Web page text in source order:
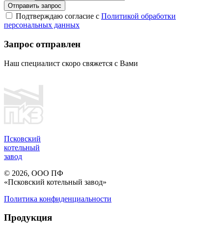
Отправить запрос
Подтверждаю согласие с Политикой обработки
персональных данных
Запрос отправлен
Наш специалист скоро свяжется с Вами
Псковский
котельный
завод
© 2026, ООО ПФ
«Псковский котельный завод»
Политика конфиденциальности
Продукция